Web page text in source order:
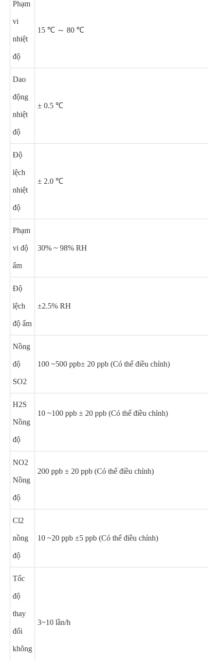
Phạm
vi
nhiệt
độ
15 ℃ ～ 80 ℃
Dao
động
nhiệt
độ
± 0.5 ℃
Độ
lệch
nhiệt
độ
± 2.0 ℃
Phạm
vi độ
ẩm
30% ~ 98% RH
Độ
lệch
độ ẩm
±2.5% RH
Nồng
độ
SO2
100 ~500 ppb± 20 ppb (Có thể điều chỉnh)
H2S
Nồng
độ
10 ~100 ppb ± 20 ppb (Có thể điều chỉnh)
NO2
Nồng
độ
200 ppb ± 20 ppb (Có thể điều chỉnh)
Cl2
nồng
độ
10 ~20 ppb ±5 ppb (Có thể điều chỉnh)
Tốc
độ
thay
đổi
không
3~10 lần/h